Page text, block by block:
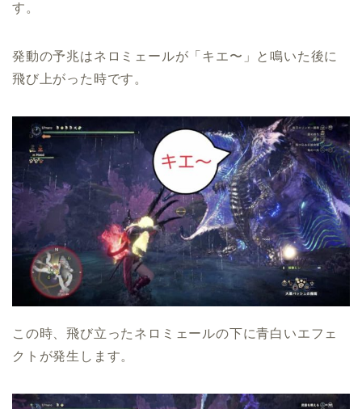
す。
発動の予兆はネロミェールが「キエ〜」と鳴いた後に
飛び上がった時です。
この時、飛び立ったネロミェールの下に青白いエフェ
クトが発生します。